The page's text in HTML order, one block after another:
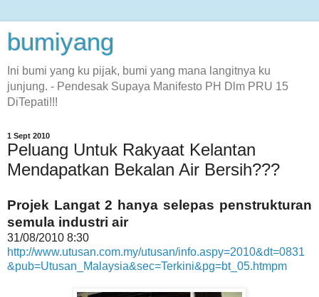
bumiyang
Ini bumi yang ku pijak, bumi yang mana langitnya ku
junjung. - Pendesak Supaya Manifesto PH Dlm PRU 15
DiTepati!!!
1 Sept 2010
Peluang Untuk Rakyaat Kelantan
Mendapatkan Bekalan Air Bersih???
Projek Langat 2 hanya selepas penstrukturan
semula industri air
31/08/2010 8:30
http://www.utusan.com.my/utusan/info.aspy=2010&dt=0831
&pub=Utusan_Malaysia&sec=Terkini&pg=bt_05.htmpm